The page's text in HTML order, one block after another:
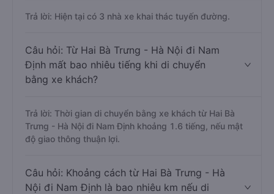
Trả lời: Hiện tại có 3 nhà xe khai thác tuyến đường.
Câu hỏi: Từ Hai Bà Trưng - Hà Nội đi Nam
Định mất bao nhiêu tiếng khi di chuyển
bằng xe khách?
Trả lời: Thời gian di chuyển bằng xe khách từ Hai Bà
Trưng - Hà Nội đi Nam Định khoảng 1.6 tiếng, nếu mật
độ giao thông thuận lợi.
Câu hỏi: Khoảng cách từ Hai Bà Trưng - Hà
Nội đi Nam Định là bao nhiêu km nếu di